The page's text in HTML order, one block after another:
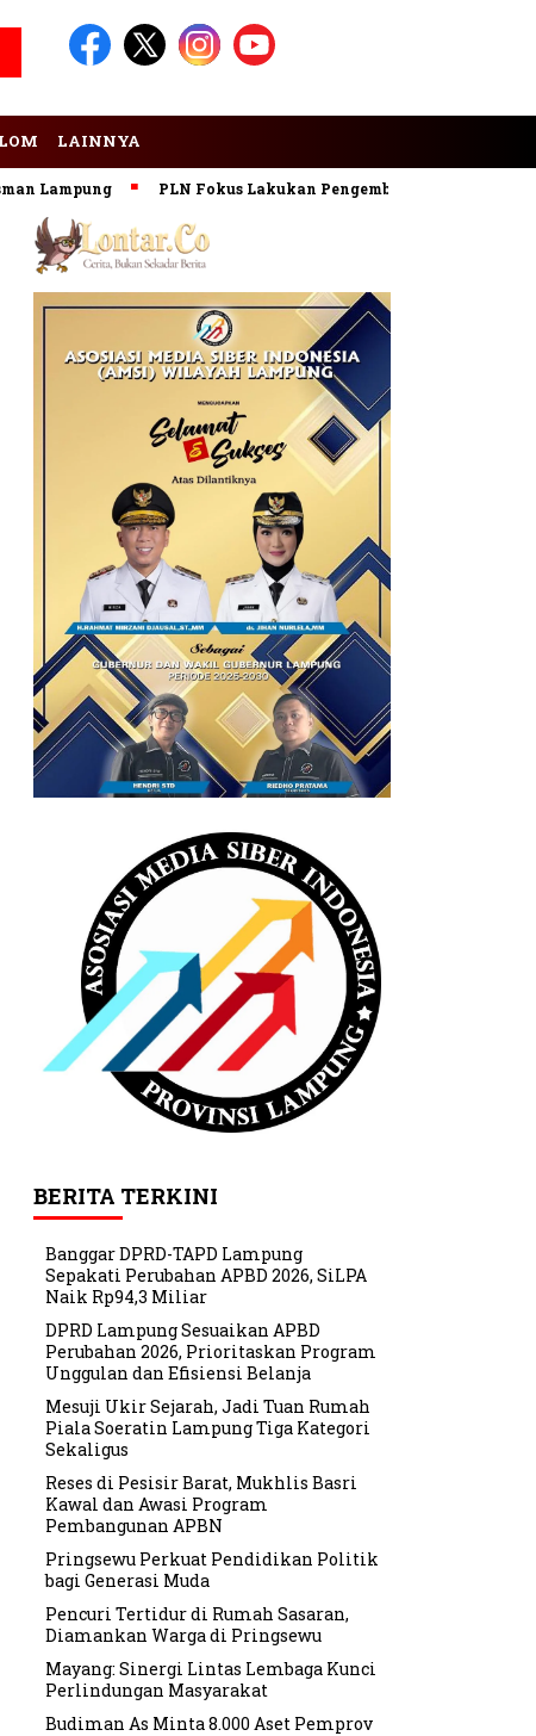
LAINNYA
PLN Fokus Lakukan Pengembangan Pembangkit EBT
BERITA TERKINI
Banggar DPRD-TAPD Lampung
Sepakati Perubahan APBD 2026, SiLPA
Naik Rp94,3 Miliar
DPRD Lampung Sesuaikan APBD
Perubahan 2026, Prioritaskan Program
Unggulan dan Efisiensi Belanja
Mesuji Ukir Sejarah, Jadi Tuan Rumah
Piala Soeratin Lampung Tiga Kategori
Sekaligus
Reses di Pesisir Barat, Mukhlis Basri
Kawal dan Awasi Program
Pembangunan APBN
Pringsewu Perkuat Pendidikan Politik
bagi Generasi Muda
Pencuri Tertidur di Rumah Sasaran,
Diamankan Warga di Pringsewu
Mayang: Sinergi Lintas Lembaga Kunci
Perlindungan Masyarakat
Budiman As Minta 8.000 Aset Pemprov